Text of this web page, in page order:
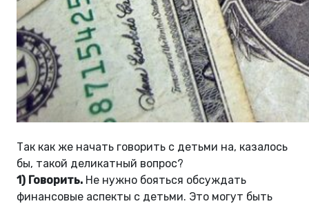
Так как же начать говорить с детьми на, казалось
бы, такой деликатный вопрос?
1) Говорить. Не нужно бояться обсуждать
финансовые аспекты с детьми. Это могут быть